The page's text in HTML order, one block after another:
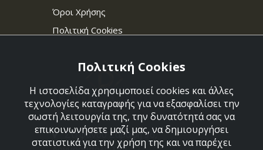
Όροι Χρήσης
Πολιτική Cookies
Στεφάνου Σαράφη 36,
Πολιτική Cookies
Η ιστοσελίδα χρησιμοποιεί cookies και άλλες
τεχνολογίες καταγραφής για να εξασφαλίσει την
σωστή λειτουργία της, την δυνατότητά σας να
επικοινωνήσετε μαζί μας, να δημιουργήσει
στατιστικά για την χρήση της και να παρέχει